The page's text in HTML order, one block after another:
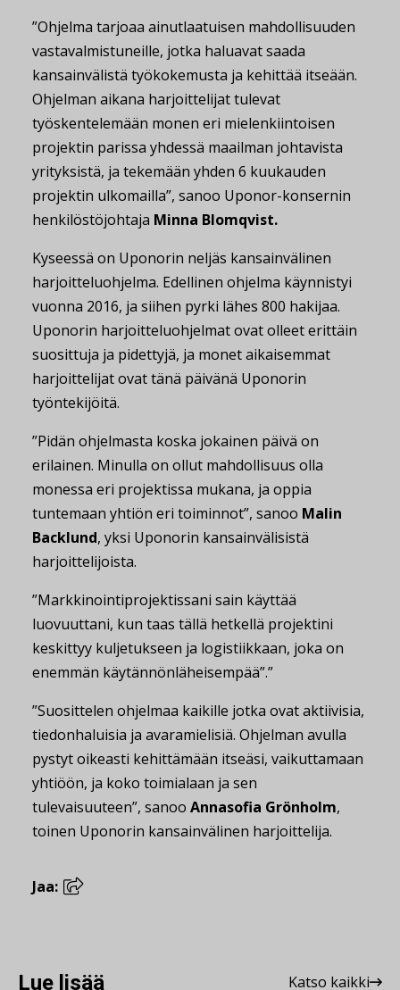
”Ohjelma tarjoaa ainutlaatuisen mahdollisuuden
vastavalmistuneille, jotka haluavat saada
kansainvälistä työkokemusta ja kehittää itseään.
Ohjelman aikana harjoittelijat tulevat
työskentelemään monen eri mielenkiintoisen
projektin parissa yhdessä maailman johtavista
yrityksistä, ja tekemään yhden 6 kuukauden
projektin ulkomailla”, sanoo Uponor-konsernin
henkilöstöjohtaja Minna Blomqvist.
Kyseessä on Uponorin neljäs kansainvälinen
harjoitteluohjelma. Edellinen ohjelma käynnistyi
vuonna 2016, ja siihen pyrki lähes 800 hakijaa.
Uponorin harjoitteluohjelmat ovat olleet erittäin
suosittuja ja pidettyjä, ja monet aikaisemmat
harjoittelijat ovat tänä päivänä Uponorin
työntekijöitä.
”Pidän ohjelmasta koska jokainen päivä on
erilainen. Minulla on ollut mahdollisuus olla
monessa eri projektissa mukana, ja oppia
tuntemaan yhtiön eri toiminnot”, sanoo Malin
Backlund, yksi Uponorin kansainvälisistä
harjoittelijoista.
”Markkinointiprojektissani sain käyttää
luovuuttani, kun taas tällä hetkellä projektini
keskittyy kuljetukseen ja logistiikkaan, joka on
enemmän käytännönläheisempää”.”
”Suosittelen ohjelmaa kaikille jotka ovat aktiivisia,
tiedonhaluisia ja avaramielisiä. Ohjelman avulla
pystyt oikeasti kehittämään itseäsi, vaikuttamaan
yhtiöön, ja koko toimialaan ja sen
tulevaisuuteen”, sanoo Annasofia Grönholm,
toinen Uponorin kansainvälinen harjoittelija.
Jaa:
Lue lisää Katso kaikki